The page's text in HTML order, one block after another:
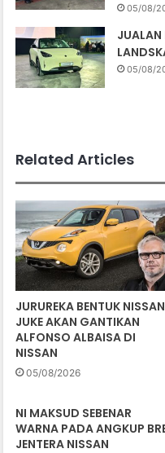
05/08/
JUALAN
05/08/
Related Articles
JURUREKA BENTUK NISSAN
JUKE AKAN GANTIKAN
ALFONSO ALBAISA DI
NISSAN
05/08/2026
NI MAKSUD SEBENAR
WARNA PADA ANGKUP
JENTERA NISSAN